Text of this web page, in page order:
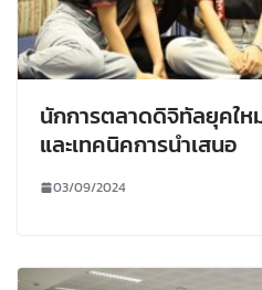
นักการตลาดดิจิทัลยุคใ
และเทคนิคการนำเสนอ
03/09/2024